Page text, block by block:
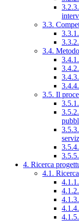
3.3.
3.4.
3.5. Il
4. Ricerca
4.1.